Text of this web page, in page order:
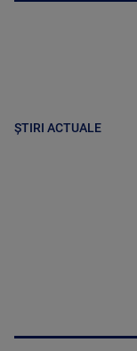
ȘTIRI ACTUALE